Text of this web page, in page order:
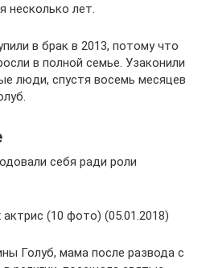
несколько лет.
в брак в 2013, потому что
в полной семье. Узаконили
люди, спустя восемь месяцев
себя ради роли
(10 фото) (05.01.2018)
Голуб, мама после развода с